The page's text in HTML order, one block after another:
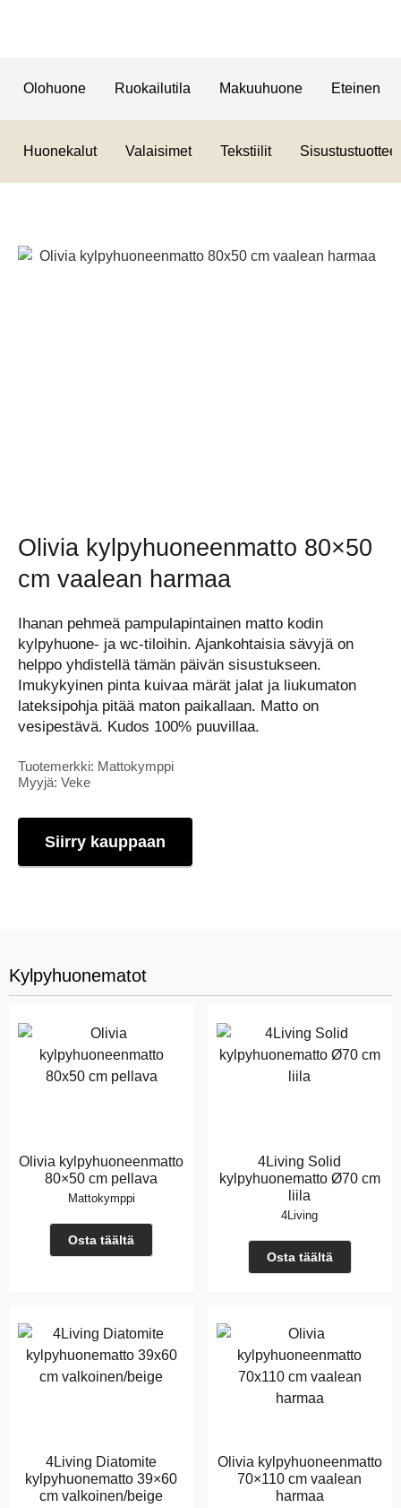
Olohuone Ruokailutila Makuuhuone Eteinen
Huonekalut Valaisimet Tekstiilit Sisustustuotteet
Olivia kylpyhuoneenmatto 80×50
cm vaalean harmaa
Ihanan pehmeä pampulapintainen matto kodin
kylpyhuone- ja wc-tiloihin. Ajankohtaisia sävyjä on
helppo yhdistellä tämän päivän sisustukseen.
Imukykyinen pinta kuivaa märät jalat ja liukumaton
lateksipohja pitää maton paikallaan. Matto on
vesipestävä. Kudos 100% puuvillaa.
Tuotemerkki: Mattokymppi
Myyjä: Veke
Siirry kauppaan
Kylpyhuonematot
Olivia kylpyhuoneenmatto
80×50 cm pellava
Mattokymppi
Osta täältä
4Living Solid
kylpyhuonematto Ø70 cm
liila
4Living
Osta täältä
4Living Diatomite
kylpyhuonematto 39×60
cm valkoinen/beige
Olivia kylpyhuoneenmatto
70×110 cm vaalean
harmaa